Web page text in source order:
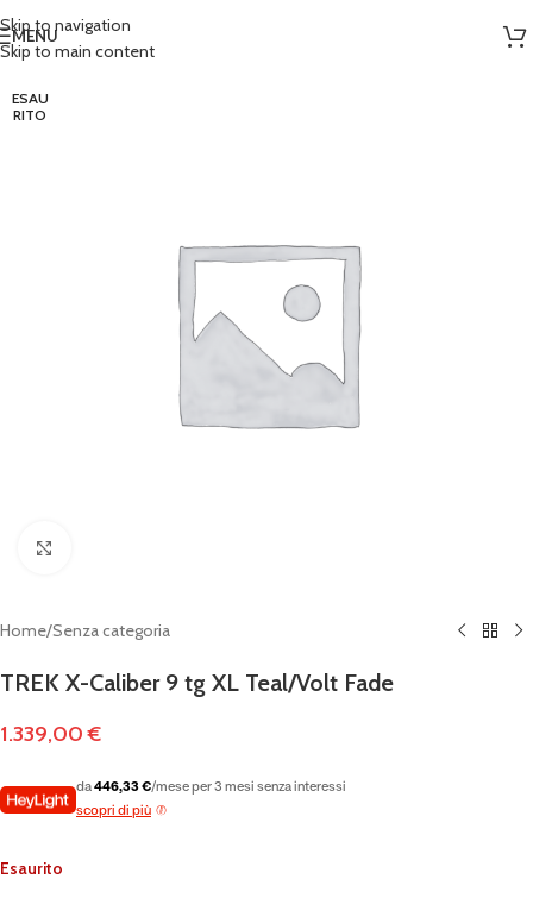
Skip to navigation
Skip to main content
MENU
ESAU
RITO
Home/Senza categoria
TREK X-Caliber 9 tg XL Teal/Volt Fade
1.339,00€
da446,33 €/mese per 3 mesi senza interessi
scopri di più
Esaurito